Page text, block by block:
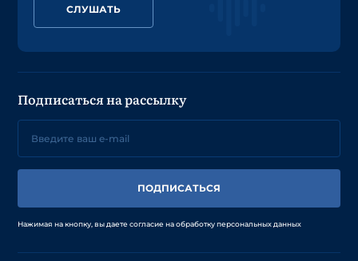
СЛУШАТЬ
Подписаться на рассылку
ПОДПИСАТЬСЯ
Нажимая на кнопку, вы даете согласие на обработку персональных данных